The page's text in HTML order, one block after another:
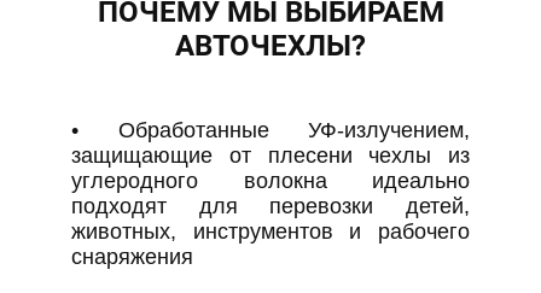
ПОЧЕМУ МЫ ВЫБИРАЕМ
АВТОЧЕХЛЫ?
• Обработанные УФ-излучением,
защищающие от плесени чехлы из
углеродного волокна идеально
подходят для перевозки детей,
животных, инструментов и рабочего
снаряжения